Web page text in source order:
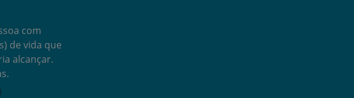
com
de vida que
alcançar.